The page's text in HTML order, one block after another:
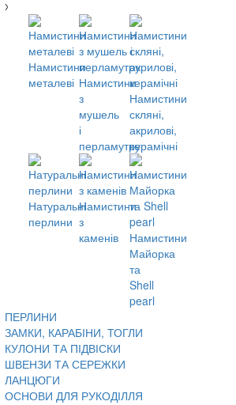
Намистини
металеві Намистини
з
мушель
і
перламутру
Намистини
скляні,
акрилові,
керамічні
Натуральні
перлини
Намистини
з
каменів
Намистини
Майорка
та
Shell
pearl
ПЕРЛИНИ
ЗАМКИ, КАРАБІНИ, ТОГЛИ
КУЛОНИ ТА ПІДВІСКИ
ШВЕНЗИ ТА СЕРЕЖКИ
ЛАНЦЮГИ
ОСНОВИ ДЛЯ РУКОДІЛЛЯ